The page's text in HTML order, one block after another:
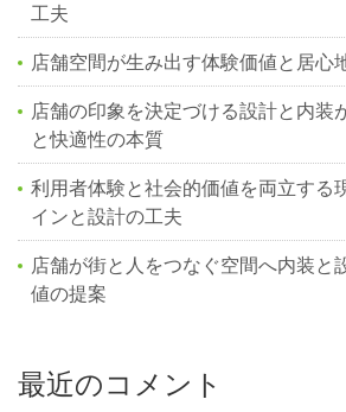
工夫
店舗空間が生み出す体験価値と居心
店舗の印象を決定づける設計と内装
と快適性の本質
利用者体験と社会的価値を両立する
インと設計の工夫
店舗が街と人をつなぐ空間へ内装と
値の提案
最近のコメント